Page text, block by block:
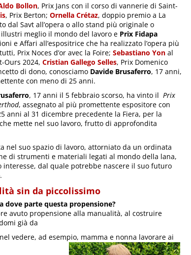
Bollon, Prix Jans con il corso di vannerie di Saint-
, Prix Berton; Ornella Crétaz, doppio premio a La
dal Savt all’opera o allo stand più originale o
meglio il mondo del lavoro e Prix Fidapa
e Affari all’espositrice che ha realizzato l’opera più
tutti, Prix Noces d’or avec la Foire; Sebastiano Yon al
Ours 2024, Cristian Gallego Selles, Prix Domenico
di dono, conosciamo Davide Brusaferro, 17 anni,
con meno di 25 anni.
, 17 anni il 5 febbraio scorso, ha vinto il Prix
, assegnato al più promettente espositore con
anni al 31 dicembre precedente la Fiera, per la
mette nel suo lavoro, frutto di approfondita
nel suo spazio di lavoro, attorniato da un ordinata
di strumenti e materiali legati al mondo della lana,
interesse, dal quale potrebbe nascere il suo futuro
sin da piccolissimo
dove parte questa propensione?
avuto propensione alla manualità, al costruire
già da
vedere, ad esempio, mamma e nonna lavorare ai